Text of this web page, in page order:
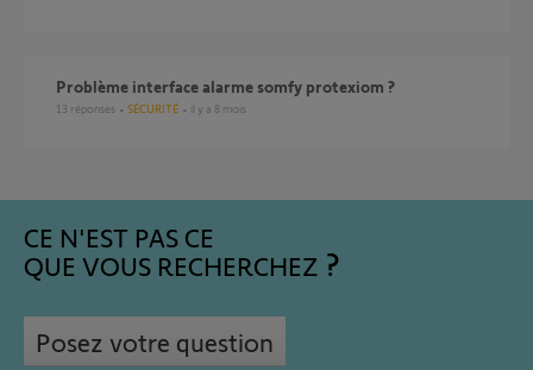
Problème interface alarme somfy protexiom ?
13 réponses SÉCURITÉ il y a 8 mois
CE N'EST PAS CE
QUE VOUS RECHERCHEZ
Posez votre question